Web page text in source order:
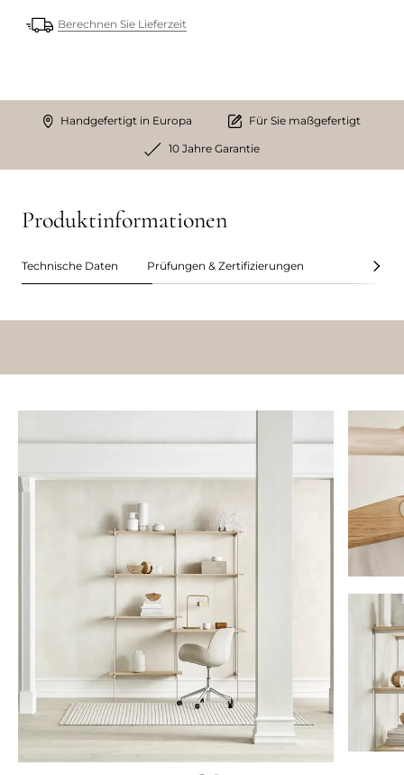
Berechnen Sie Lieferzeit
Handgefertigt in Europa Für Sie maßgefertigt
10 Jahre Garantie
Produktinformationen
Technische Daten Prüfungen & Zertifizierungen